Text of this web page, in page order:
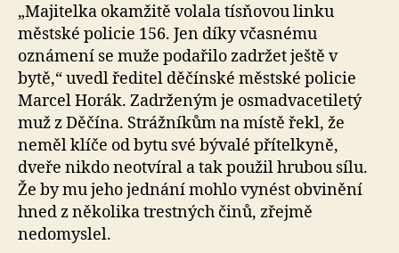
„Majitelka okamžitě volala tísňovou linku
městské policie 156. Jen díky včasnému
oznámení se muže podařilo zadržet ještě v
bytě,“ uvedl ředitel děčínské městské policie
Marcel Horák. Zadrženým je osmadvacetiletý
muž z Děčína. Strážníkům na místě řekl, že
neměl klíče od bytu své bývalé přítelkyně,
dveře nikdo neotvíral a tak použil hrubou sílu.
Že by mu jeho jednání mohlo vynést obvinění
hned z několika trestných činů, zřejmě
nedomyslel.